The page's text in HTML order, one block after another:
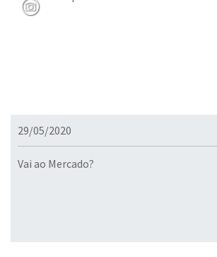
29/05/2020
Vai ao Mercado?